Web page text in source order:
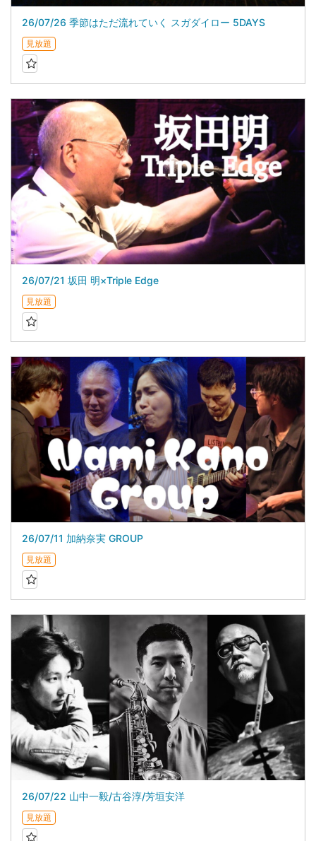
26/07/26 季節はただ流れていく スガダイロー 5DAYS
見放題
26/07/21 坂田 明×Triple Edge
見放題
26/07/11 加納奈実 GROUP
見放題
26/07/22 山中一毅/古谷淳/芳垣安洋
見放題